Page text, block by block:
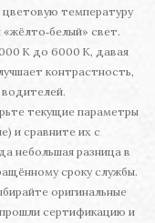
температуру
свет.
K до 6000 K, давая
контрастность,
текущие параметры
и сравните их с
небольшая разница в
сроку службы.
оригинальные
сертификацию и